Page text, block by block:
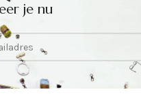
je nu